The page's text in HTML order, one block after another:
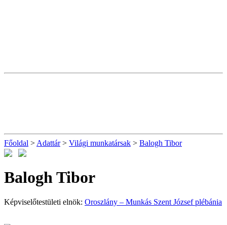
Főoldal > Adattár> Világi munkatársak > Balogh Tibor
Balogh Tibor
Képviselőtestületi elnök: Oroszlány – Munkás Szent József plébánia